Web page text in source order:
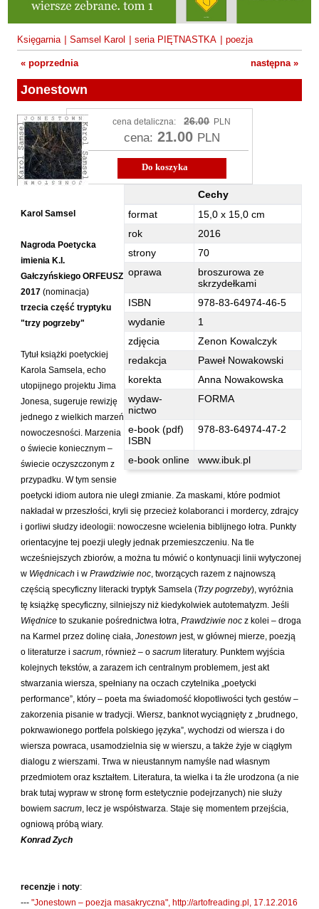
Fajfer Zenon
Filipowski Michał
Fluks Piotr
Frajlich Anna
Franczak Jerzy
Frenger Marek
Gedroyć Krzysztof
Gleń Adrian
Gondek Katarzyna
Grodecki Andrzej
Gryko Krzysztof
Guillevic
Gwiazda-Elmerych Małgorzata
Helbig Brygida
Hoffmann Krzysztof
Holden Gojtowski Jarek
Hrynacz Tomasz
Jakób Lech M.
Jakubowski Paweł
Jasina Zbigniew
Jentys-Borelowska Maria
Jocher Waldemar
Jonaszko Jolanta
Juzyszyn Wojciech
Kain Dawid
Kalenin Magdalena
Kamiński Gabriel Leonard
Kaniecka-Mazurek Anna
Keineg Paol
Kemény István
Kępiński Piotr
Kępisty Iwona
Kierc Bogusław
Klera Wiktoria
Klęczar Wojciech
Kopacki Andrzej
Kosiorowski Zbigniew
Kuźnicki Sławomir
Zbigniew KosiorowskiNawrót
Kazimierz Kyrcz Jr Punk Ogito na grzybach
Artur Daniel Liskowacki
Grażyna ObrąpalskaPoprawki
Jakub Michał PawłowskiAgrestowe sny
Uta PrzybośCoraz
Gustaw RajmusKrólestwa
Rafał Sienkiewicz Smutny bóg
Andrzej Wojciechowski Nędza do całowania
Księgarnia Samsel Karol seria PIĘTNASTKA poezja
« poprzednia następna »
Jonestown
cena detaliczna: 26.00 PLN
cena: 21.00 PLN
Do koszyka
Jonestown - Cechy
Cechy
format
15,0 x 15,0 cm
rok
2016
strony
70
oprawa
broszurowa ze
skrzydełkami
ISBN
978-83-64974-46-5
wydanie
1
zdjęcia
Zenon Kowalczyk
redakcja
Paweł Nowakowski
korekta
Anna Nowakowska
wydaw-
nictwo
FORMA
e-book (pdf)
ISBN
978-83-64974-47-2
e-book online www.ibuk.pl
Karol Samsel
Nagroda Poetycka
imienia K.I.
Gałczyńskiego ORFEUSZ
2017(nominacja)
trzeciaczęść tryptyku
"trzy pogrzeby"
Tytuł książki poetyckiej
Karola Samsela, echo
utopijnego projektu Jima
Jonesa, sugeruje rewizję
jednego z wielkich marzeń
nowoczesności. Marzenia
o świecie koniecznym –
świecie oczyszczonym z
przypadku. W tym sensie
poetycki idiom autora nie uległ zmianie. Za maskami, które podmiot
nakładał w przeszłości, kryli się przecież kolaboranci i mordercy, zdrajcy
i gorliwi słudzy ideologii: nowoczesne wcielenia biblijnego łotra. Punkty
orientacyjne tej poezji uległy jednak przemieszczeniu. Na tle
wcześniejszych zbiorów, a można tu mówić o kontynuacji linii wytyczonej
w Więdnicach i w Prawdziwie noc, tworzących razem z najnowszą
częścią specyficzny literacki tryptyk Samsela (Trzy pogrzeby), wyróżnia
tę książkę specyficzny, silniejszy niż kiedykolwiek autotematyzm. Jeśli
Więdniceto szukanie pośrednictwa łotra, Prawdziwie nocz kolei – droga
na Karmel przez dolinę ciała, Jonestown jest, w głównej mierze, poezją
o literaturze i sacrum, również – o sacrumliteratury. Punktem wyjścia
kolejnych tekstów, a zarazem ich centralnym problemem, jest akt
stwarzania wiersza, spełniany na oczach czytelnika „poetycki
performance”, który – poeta ma świadomość kłopotliwości tych gestów –
zakorzenia pisanie w tradycji. Wiersz, banknot wyciągnięty z „brudnego,
pokrwawionego portfela polskiego języka”, wychodzi od wiersza i do
wiersza powraca, usamodzielnia się w wierszu, a także żyje w ciągłym
dialogu z wierszami. Trwa w nieustannym namyśle nad własnym
przedmiotem oraz kształtem. Literatura, ta wielka i ta źle urodzona (a nie
brak tutaj wypraw w stronę form estetycznie podejrzanych) nie służy
bowiem sacrum, lecz je współstwarza. Staje się momentem przejścia,
ogniową próbą wiary.
Konrad Zych
recenzjei noty:
--- "Jonestown – poezja masakryczna", http://artofreading.pl, 17.12.2016